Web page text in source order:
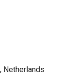
Netherlands